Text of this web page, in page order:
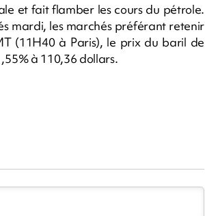
et fait flamber les cours du pétrole.
mardi, les marchés préférant retenir
(11H40 à Paris), le prix du baril de
à 110,36 dollars.